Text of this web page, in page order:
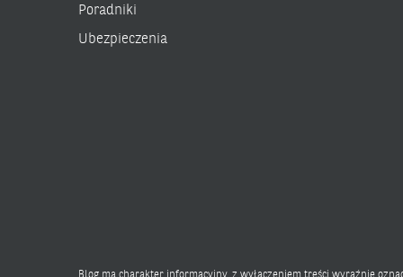
Poradniki
Ubezpieczenia
Blog ma charakter informacyjny, z wyłączeniem treści wyraźnie